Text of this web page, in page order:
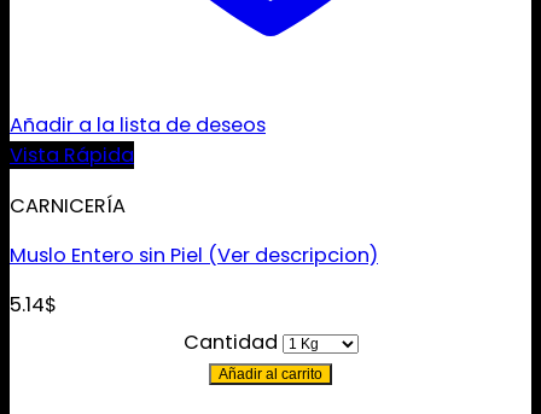
Añadir a la lista de deseos
Vista Rápida
CARNICERÍA
Muslo Entero sin Piel (Ver descripcion)
5.14$
Cantidad
Añadir al carrito